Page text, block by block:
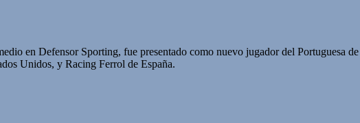
en Defensor Sporting, fue presentado como nuevo jugador del Portuguesa
Unidos, y Racing Ferrol de España.